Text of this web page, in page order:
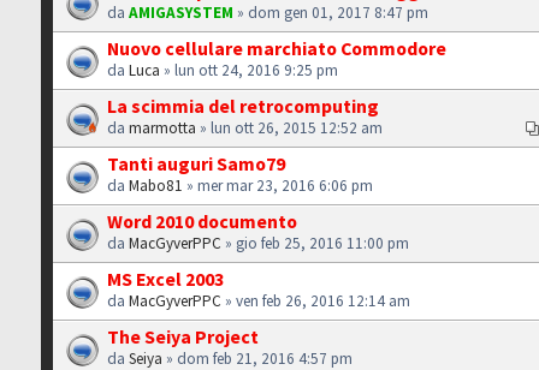
daAMIGASYSTEM » dom gen 01, 2017 8:47 pm
Nuovo cellulare marchiato Commodore
daLuca » lun ott 24, 2016 9:25 pm
La scimmia del retrocomputing
damarmotta » lun ott 26, 2015 12:52 am
Tanti auguri Samo79
daMabo81 » mer mar 23, 2016 6:06 pm
Word 2010 documento
daMacGyverPPC » gio feb 25, 2016 11:00 pm
MS Excel 2003
daMacGyverPPC » ven feb 26, 2016 12:14 am
The Seiya Project
daSeiya » dom feb 21, 2016 4:57 pm